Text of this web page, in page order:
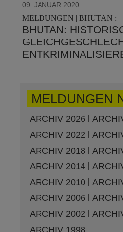
09. JANUAR 2020
MELDUNGEN | BHUTAN :
BHUTAN:
MELDUNGEN
ARCHIV 2026
ARCHIV 2022
ARCHIV 2018
ARCHIV 2014
ARCHIV 2010
ARCHIV 2006
ARCHIV 2002
ARCHIV 1998